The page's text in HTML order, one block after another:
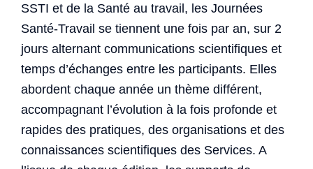
SSTI et de la Santé au travail, les Journées
Santé-Travail se tiennent une fois par an, sur 2
jours alternant communications scientifiques et
temps d’échanges entre les participants. Elles
abordent chaque année un thème différent,
accompagnant l’évolution à la fois profonde et
rapides des pratiques, des organisations et des
connaissances scientifiques des Services. A